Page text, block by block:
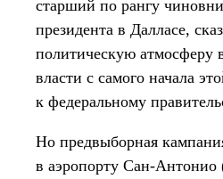
старший по рангу
президента в Далласе,
политическую атмосферу
власти с самого начала
к федеральному
Но предвыборная
в аэропорту Сан-Антонио